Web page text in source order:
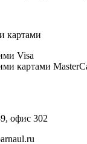
картами
офис 302